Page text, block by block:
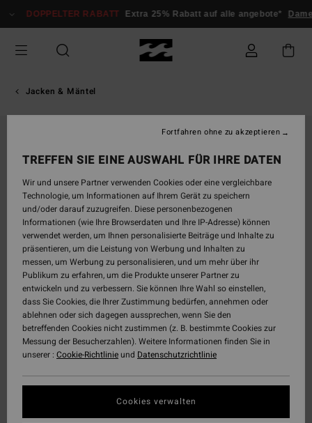
zur
springen
DOPPELTER RABATT Extra 25% Rabatt auf alle angebote* Damen
Jacken & Mäntel
TREFFEN SIE EINE AUSWAHL FÜR IHRE DATEN
Wir und unsere Partner verwenden Cookies oder eine vergleichbare
Technologie, um Informationen auf Ihrem Gerät zu speichern
und/oder darauf zuzugreifen. Diese personenbezogenen
Informationen (wie Ihre Browserdaten und Ihre IP-Adresse) können
verwendet werden, um Ihnen personalisierte Beiträge und Inhalte zu
präsentieren, um die Leistung von Werbung und Inhalten zu
messen, um Werbung zu personalisieren, und um mehr über ihr
Publikum zu erfahren, um die Produkte unserer Partner zu
entwickeln und zu verbessern. Sie können Ihre Wahl so einstellen,
dass Sie Cookies, die Ihrer Zustimmung bedürfen, annehmen oder
ablehnen oder sich dagegen aussprechen, wenn Sie den
betreffenden Cookies nicht zustimmen (z. B. bestimmte Cookies zur
Messung der Besucherzahlen). Weitere Informationen finden Sie in
unserer : Cookie-Richtlinieund Datenschutzrichtlinie
Cookies verwalten
Fortfahren ohne zu akzeptieren